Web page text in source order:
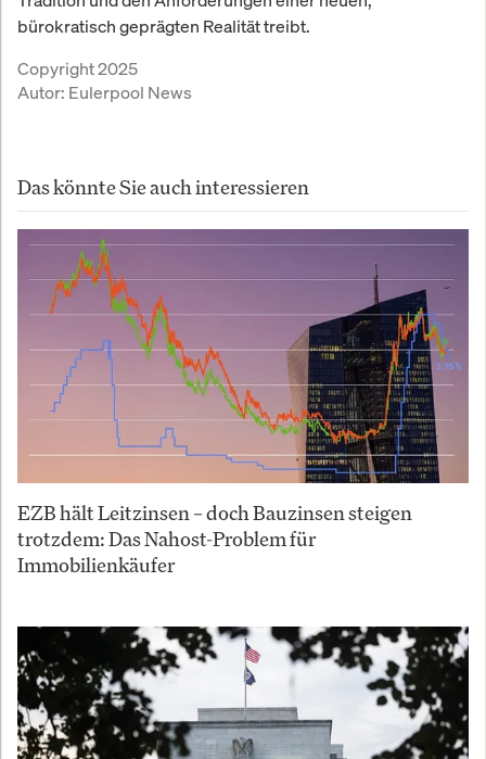
bürokratisch geprägten Realität treibt.
Copyright 2025
Autor: Eulerpool News
Das könnte Sie auch interessieren
EZB hält Leitzinsen – doch Bauzinsen steigen
trotzdem: Das Nahost-Problem für
Immobilienkäufer